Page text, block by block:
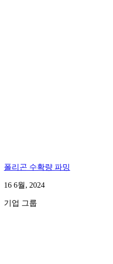
폴리곤 수확량 파밍
16 6월, 2024
기업 그룹